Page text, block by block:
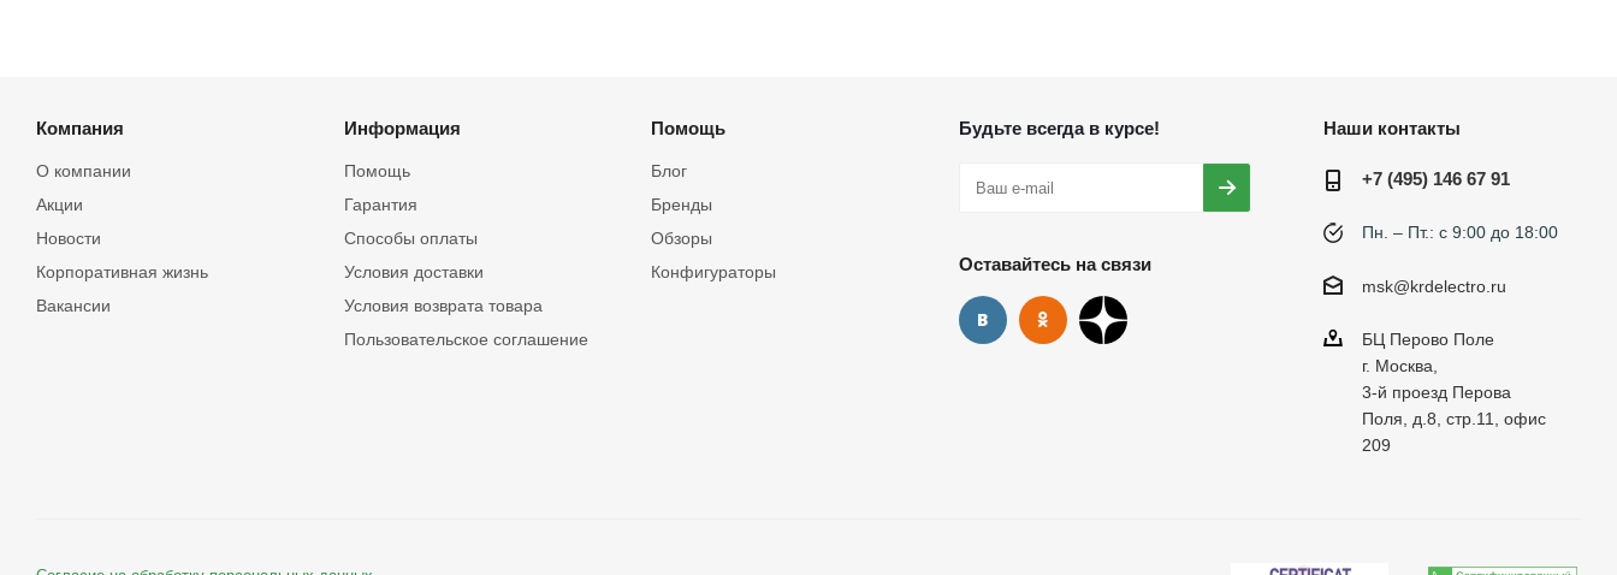
Компания
О компании
Акции
Новости
Корпоративная жизнь
Вакансии
Информация
Помощь
Гарантия
Способы оплаты
Условия доставки
Условия возврата товара
Пользовательское соглашение
Помощь
Блог
Бренды
Обзоры
Конфигураторы
Будьте всегда в курсе!
Оставайтесь на связи
Наши контакты
+7 (495) 146 67 91
Пн. – Пт.: с 9:00 до 18:00
msk@krdelectro.ru
БЦ Перово Поле
г. Москва,
3-й проезд Перова
Поля, д.8, стр.11, офис
209